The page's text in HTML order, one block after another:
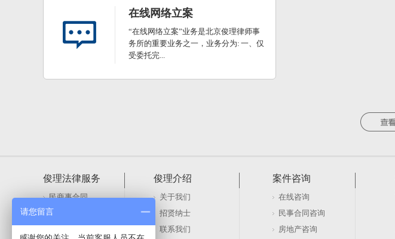
在线网络立案
“在线网络立案”业务是北京俊理律师事
务所的重要业务之一，业务分为: 一、仅
受委托完...
俊理法律服务
民商事合同
刑事辩护与代理
俊理介绍
关于我们
招贤纳士
联系我们
案件咨询
在线咨询
民事合同咨询
房地产咨询
请您留言